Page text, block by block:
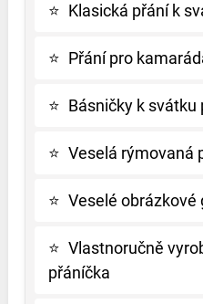
⭐ Klasická přání k
⭐ Přání pro
⭐ Básničky k svátku
⭐ Veselá rýmovaná
⭐ Veselé obrázkové
⭐ Vlastnoručně
přáníčka